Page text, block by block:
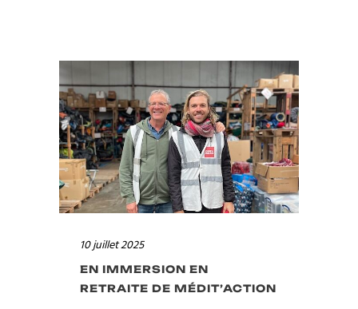
10 juillet 2025
EN IMMERSION EN
RETRAITE DE MÉDIT’ACTION